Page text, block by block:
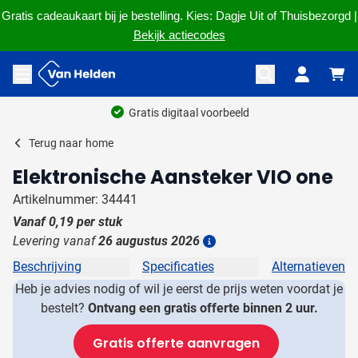
Gratis cadeaukaart bij je bestelling. Kies: Dagje Uit of Thuisbezorgd |
Bekijk actiecodes
Ga naar de inhoud
Menu openen
Gratis digitaal voorbeeld
Terug naar home
Elektronische Aansteker VIO one
Artikelnummer: 34441
Vanaf0,19 per stuk
Levering vanaf26 augustus 2026
Beschrijving Specificaties
Alternatieven
Heb je advies nodig of wil je eerst de prijs weten voordat je
bestelt? Ontvang een gratis offerte binnen 2 uur.
Gratis offerte aanvragen